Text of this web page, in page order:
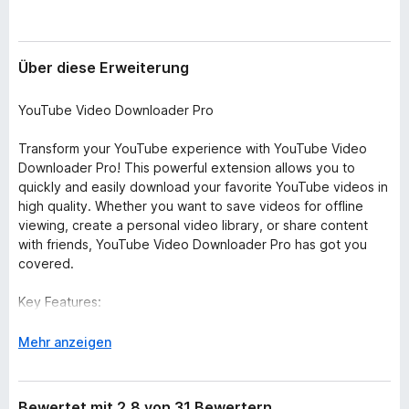
Über diese Erweiterung
YouTube Video Downloader Pro
Transform your YouTube experience with YouTube Video
Downloader Pro! This powerful extension allows you to
quickly and easily download your favorite YouTube videos in
high quality. Whether you want to save videos for offline
viewing, create a personal video library, or share content
with friends, YouTube Video Downloader Pro has got you
covered.
Key Features:
speed downloader.
including HD and 4K.
User-Friendly Interface: Intuitive and easy-to-use design for
A
s
k
Mehr anzeigen